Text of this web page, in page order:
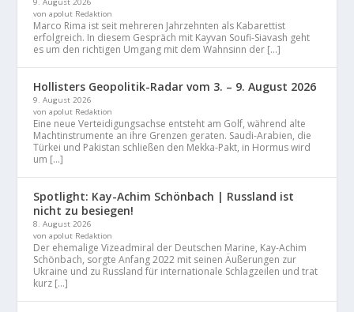
9. August 2026
von apolut Redaktion
Marco Rima ist seit mehreren Jahrzehnten als Kabarettist
erfolgreich. In diesem Gespräch mit Kayvan Soufi-Siavash geht
es um den richtigen Umgang mit dem Wahnsinn der […]
Hollisters Geopolitik-Radar vom 3. – 9. August 2026
9. August 2026
von apolut Redaktion
Eine neue Verteidigungsachse entsteht am Golf, während alte
Machtinstrumente an ihre Grenzen geraten. Saudi-Arabien, die
Türkei und Pakistan schließen den Mekka-Pakt, in Hormus wird
um […]
Spotlight: Kay-Achim Schönbach | Russland ist
nicht zu besiegen!
8. August 2026
von apolut Redaktion
Der ehemalige Vizeadmiral der Deutschen Marine, Kay-Achim
Schönbach, sorgte Anfang 2022 mit seinen Äußerungen zur
Ukraine und zu Russland für internationale Schlagzeilen und trat
kurz […]